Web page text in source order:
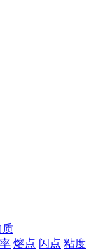
质
熔点 闪点 粘度